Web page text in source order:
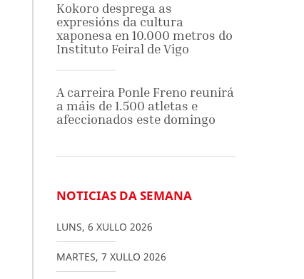
Kokoro desprega as
expresións da cultura
xaponesa en 10.000 metros do
Instituto Feiral de Vigo
A carreira Ponle Freno reunirá
a máis de 1.500 atletas e
afeccionados este domingo
NOTICIAS DA SEMANA
LUNS, 6 XULLO 2026
MARTES, 7 XULLO 2026